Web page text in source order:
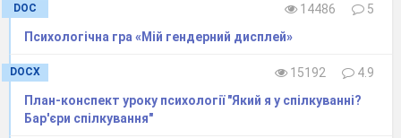
DOC 14486
5
Психологічна гра «Мій гендерний дисплей»
DOCX 15192
4.9
План-конспект уроку психології "Який я у спілкуванні?
Бар'єри спілкування"